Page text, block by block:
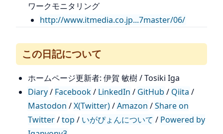
ワークモニタリング
http://www.itmedia.co.jp...7master/06/
この日記について
ホームページ更新者: 伊賀 敏樹 / Tosiki Iga
Diary/ Facebook/ LinkedIn / GitHub / Qiita /
Mastodon /X(Twitter)/Amazon /Share on
Twitter/top / いがぴょんについて / Powered by